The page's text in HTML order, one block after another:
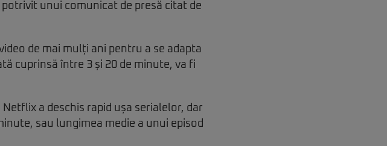
unui comunicat de presă citat de
de mai mulți ani pentru a se adapta
cuprinsă între 3 și 20 de minute, va fi
a deschis rapid ușa serialelor, dar
sau lungimea medie a unui episod